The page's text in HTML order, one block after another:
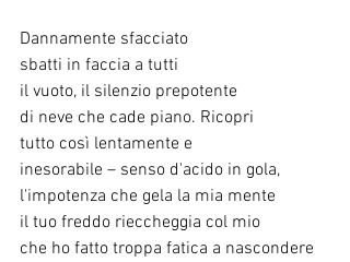
Dannamente sfacciato
sbatti in faccia a tutti
il vuoto, il silenzio prepotente
di neve che cade piano. Ricopri
tutto così lentamente e
inesorabile – senso d'acido in gola,
l'impotenza che gela la mia mente
il tuo freddo rieccheggia col mio
che ho fatto troppa fatica a nascondere